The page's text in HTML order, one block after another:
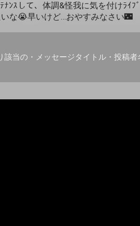
ﾅﾝｽして、体調&怪我に気を付けﾗｲ
な😭早いけど…おやすみなさい🌃
該当の・メッセージタイトル・投稿